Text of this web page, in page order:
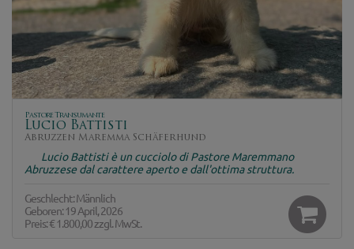
Pastore Transumante
Lucio Battisti
Abruzzen Maremma Schäferhund
Lucio Battisti è un cucciolo di Pastore Maremmano
Abruzzese dal carattere aperto e dall'ottima struttura.
Geschlecht: Männlich
Geboren: 19 April, 2026
Preis:€ 1.800,00zzgl. MwSt.